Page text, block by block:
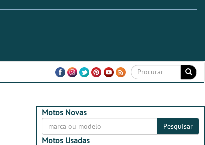
Motos Novas
Pesquisar
Motos Usadas